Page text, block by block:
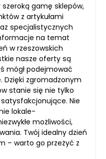
gamę sklepów,
z artykułami
specjalistycznych
na temat
w rzeszowskich
nasze oferty są
mógł podejmować
Dzięki zgromadzonym
stanie się nie tylko
Nie
lokale-
możliwości,
Twój idealny dzień
– warto go przeżyć z